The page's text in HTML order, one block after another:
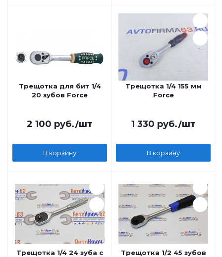
Трещотка для бит 1/4
20 зубов Force
2 100 руб./шт
В корзину
Трещотка 1/4 155 мм
Force
1 330 руб./шт
В корзину
Трещотка 1/4 24 зуба с
Трещотка 1/2 45 зубов